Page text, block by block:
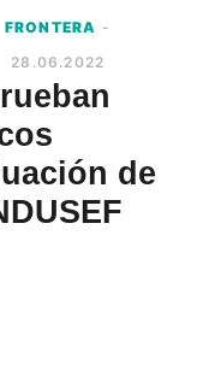
FRONTERA -
28.06.2022
de